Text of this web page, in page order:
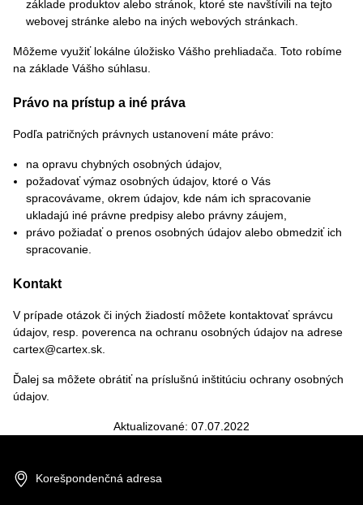
základe produktov alebo stránok, ktoré ste navštívili na tejto
webovej stránke alebo na iných webových stránkach.
Môžeme využiť lokálne úložisko Vášho prehliadača. Toto robíme
na základe Vášho súhlasu.
Právo na prístup a iné práva
Podľa patričných právnych ustanovení máte právo:
na opravu chybných osobných údajov,
požadovať výmaz osobných údajov, ktoré o Vás
spracovávame, okrem údajov, kde nám ich spracovanie
ukladajú iné právne predpisy alebo právny záujem,
právo požiadať o prenos osobných údajov alebo obmedziť ich
spracovanie.
Kontakt
V prípade otázok či iných žiadostí môžete kontaktovať správcu
údajov, resp. poverenca na ochranu osobných údajov na adrese
cartex@cartex.sk
Ďalej sa môžete obrátiť na príslušnú inštitúciu ochrany osobných
údajov.
Aktualizované: 07.07.2022
Korešpondenčná adresa